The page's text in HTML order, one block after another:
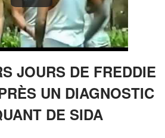
JOURS DE FREDDIE
UN DIAGNOSTIC
DE SIDA